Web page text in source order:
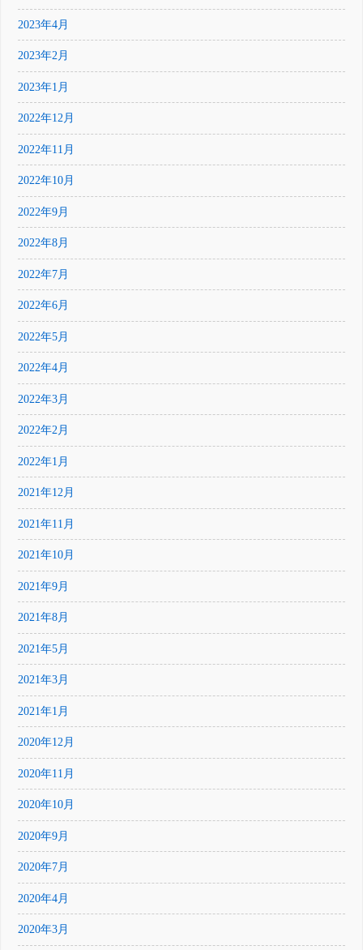
2023年4月
2023年2月
2023年1月
2022年12月
2022年11月
2022年10月
2022年9月
2022年8月
2022年7月
2022年6月
2022年5月
2022年4月
2022年3月
2022年2月
2022年1月
2021年12月
2021年11月
2021年10月
2021年9月
2021年8月
2021年5月
2021年3月
2021年1月
2020年12月
2020年11月
2020年10月
2020年9月
2020年7月
2020年4月
2020年3月